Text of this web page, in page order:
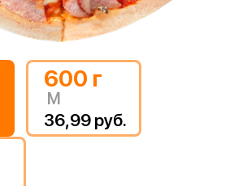
600 г
M
36,99 руб.